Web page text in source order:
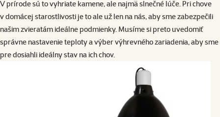
V prírode sú to vyhriate kamene, ale najmä slnečné lúče. Pri chove
v domácej starostlivosti je to ale už len na nás, aby sme zabezpečili
našim zvieratám ideálne podmienky. Musíme si preto uvedomiť
správne nastavenie teploty a výber výhrevného zariadenia, aby sme
pre dosiahli ideálny stav na ich chov.